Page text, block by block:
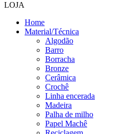
na
página
do
produto
LOJA
Home
Material/Técnica
Algodão
Barro
Borracha
Bronze
Cerâmica
Crochê
Linha encerada
Madeira
Palha de milho
Papel Machê